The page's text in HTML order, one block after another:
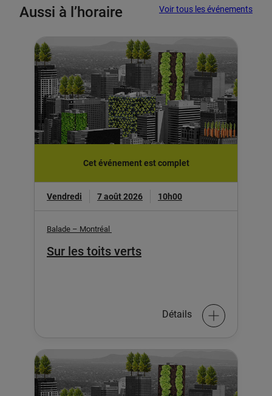
Aussi à l’horaire Voir tous les événements
Cet événement est complet
Vendredi 7 août 2026 10h00
Balade – Montréal
Sur les toits verts
Détails